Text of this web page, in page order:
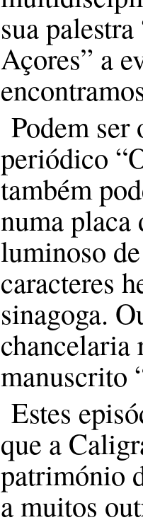
sua
Açores” a
Podem ser
periódico
também
numa placa
luminoso
caracteres
sinagoga.
chancelaria
manuscrito
Estes
que a
património
a muitos